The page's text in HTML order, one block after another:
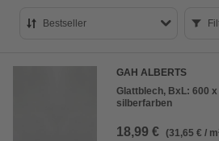
Bestseller
Preis aufsteigend
GAH ALBERTS
Glattblech, BxL: 600
silberfarben
18,99 € (31,65 € /